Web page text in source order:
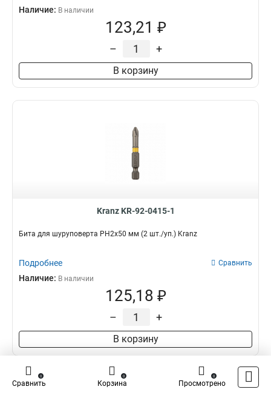
Наличие: В наличии
123,21 ₽
– +
В корзину
Kranz KR-92-0415-1
Бита для шуруповерта PH2х50 мм (2 шт./уп.) Kranz
Подробнее Сравнить
Наличие: В наличии
125,18 ₽
– +
В корзину
Сравнить
0
Корзина
0
Просмотрено
0